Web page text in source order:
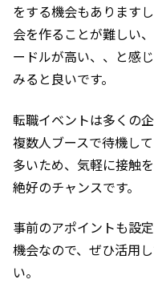
をする機会もあります
会を作ることが難しい
ードルが高い、、と感
みると良いです。
転職イベントは多くの
複数人ブースで待機し
多いため、気軽に接触
絶好のチャンスです。
事前のアポイントも設
機会なので、ぜひ活用
い。